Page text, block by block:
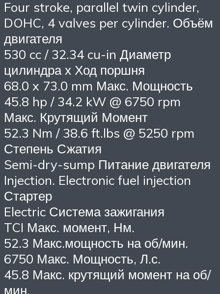
Four stroke, parallel twin cylinder,
DOHC, 4 valves per cylinder. Объём
двигателя
530 cc / 32.34 cu-in Диаметр
цилиндра х Ход поршня
68.0 x 73.0 mm Макс. Мощность
45.8 hp / 34.2 kW @ 6750 rpm
Макс. Крутящий Момент
52.3 Nm / 38.6 ft.lbs @ 5250 rpm
Степень Сжатия
Semi-dry-sump Питание двигателя
Injection. Electronic fuel injection
Стартер
Electric Система зажигания
TCI Макс. момент, Нм.
52.3 Макс.мощность на об/мин.
6750 Макс. Мощность, Л.с.
45.8 Макс. крутящий момент на об/
мин.